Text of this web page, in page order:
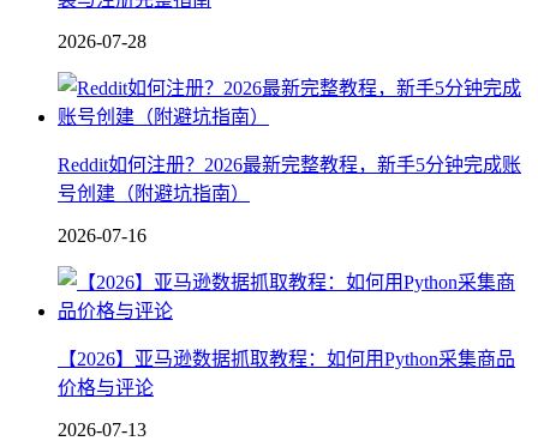
2026-07-28
Reddit如何注册？2026最新完整教程，新手5分钟完成账
号创建（附避坑指南）
2026-07-16
【2026】亚马逊数据抓取教程：如何用Python采集商品
价格与评论
2026-07-13